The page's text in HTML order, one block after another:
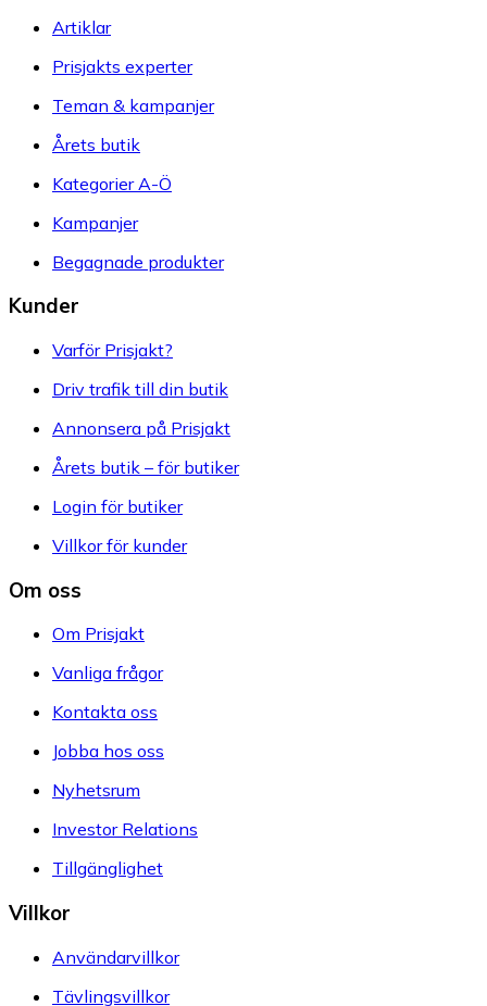
Artiklar
Prisjakts experter
Teman & kampanjer
Årets butik
Kategorier A-Ö
Kampanjer
Begagnade produkter
Kunder
Varför Prisjakt?
Driv trafik till din butik
Annonsera på Prisjakt
Årets butik – för butiker
Login för butiker
Villkor för kunder
Om oss
Om Prisjakt
Vanliga frågor
Kontakta oss
Jobba hos oss
Nyhetsrum
Investor Relations
Tillgänglighet
Villkor
Användarvillkor
Tävlingsvillkor